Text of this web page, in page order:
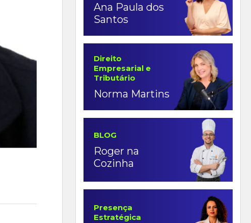
Ana Paula dos
Santos
Direito
Empresarial e
Tributário
Norma Martins
BLOG
Roger na
Cozinha
Presença
Estratégica